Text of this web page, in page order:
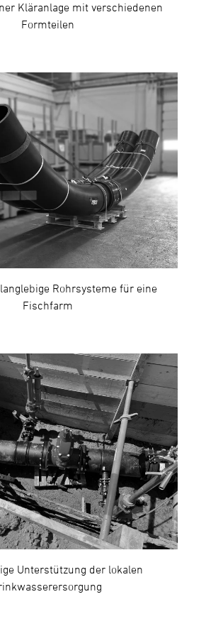
Kläranlage mit verschiedenen
Formteilen
Rohrsysteme für eine
Fischfarm
Unterstützung der lokalen